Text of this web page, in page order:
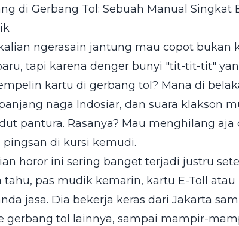
di Gerbang Tol: Sebuah Manual Singkat
ngerasain jantung mau copot bukan
tapi karena denger bunyi "tit-tit-tit"
kartu di gerbang tol? Mana di
naga Indosiar, dan suara klakson
pantura. Rasanya? Mau menghilang
di kursi kemudi.
horor ini sering banget terjadi justru
tahu, pas mudik kemarin, kartu E-Toll
jasa. Dia bekerja keras dari Jakarta
gerbang tol lainnya, sampai mampir-